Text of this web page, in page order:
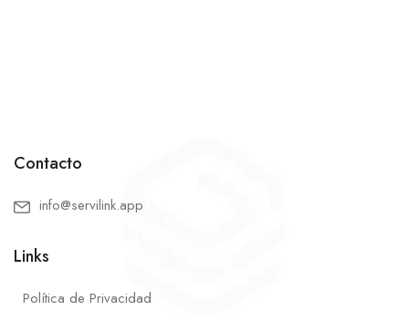
Contacto
info@servilink.app
Links
Política de Privacidad